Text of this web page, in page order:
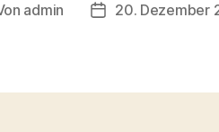
admin 20. Dezember